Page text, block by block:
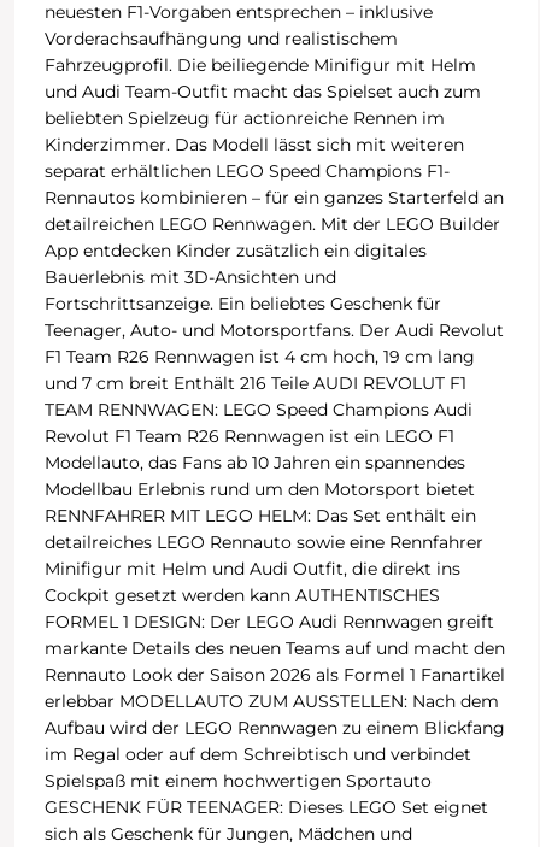
neuesten F1-Vorgaben entsprechen – inklusive
Vorderachsaufhängung und realistischem
Fahrzeugprofil. Die beiliegende Minifigur mit Helm
und Audi Team-Outfit macht das Spielset auch zum
beliebten Spielzeug für actionreiche Rennen im
Kinderzimmer. Das Modell lässt sich mit weiteren
separat erhältlichen LEGO Speed Champions F1-
Rennautos kombinieren – für ein ganzes Starterfeld an
detailreichen LEGO Rennwagen. Mit der LEGO Builder
App entdecken Kinder zusätzlich ein digitales
Bauerlebnis mit 3D-Ansichten und
Fortschrittsanzeige. Ein beliebtes Geschenk für
Teenager, Auto- und Motorsportfans. Der Audi Revolut
F1 Team R26 Rennwagen ist 4 cm hoch, 19 cm lang
und 7 cm breit Enthält 216 Teile AUDI REVOLUT F1
TEAM RENNWAGEN: LEGO Speed Champions Audi
Revolut F1 Team R26 Rennwagen ist ein LEGO F1
Modellauto, das Fans ab 10 Jahren ein spannendes
Modellbau Erlebnis rund um den Motorsport bietet
RENNFAHRER MIT LEGO HELM: Das Set enthält ein
detailreiches LEGO Rennauto sowie eine Rennfahrer
Minifigur mit Helm und Audi Outfit, die direkt ins
Cockpit gesetzt werden kann AUTHENTISCHES
FORMEL 1 DESIGN: Der LEGO Audi Rennwagen greift
markante Details des neuen Teams auf und macht den
Rennauto Look der Saison 2026 als Formel 1 Fanartikel
erlebbar MODELLAUTO ZUM AUSSTELLEN: Nach dem
Aufbau wird der LEGO Rennwagen zu einem Blickfang
im Regal oder auf dem Schreibtisch und verbindet
Spielspaß mit einem hochwertigen Sportauto
GESCHENK FÜR TEENAGER: Dieses LEGO Set eignet
sich als Geschenk für Jungen, Mädchen und